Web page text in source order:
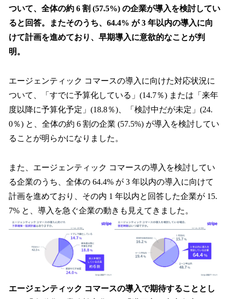
ついて、全体の約 6 割 (57.5%) の企業が導入を検討してい
ると回答。またそのうち、64.4% が 3 年以内の導入に向
けて計画を進めており、早期導入に意欲的なことが判
明。
エージェンティック コマースの導入に向けた対応状況に
ついて、「すでに予算化している」(14.7％) または「来年
度以降に予算化予定」(18.8％)、「検討中だが未定」(24.
0％) と、全体の約 6 割の企業 (57.5%) が導入を検討してい
ることが明らかになりました。
また、エージェンティック コマースの導入を検討してい
る企業のうち、全体の 64.4% が 3 年以内の導入に向けて
計画を進めており、その内 1 年以内と回答した企業が 15.
7% と、導入を急ぐ企業の動きも見えてきました。
エージェンティック コマースの導入で期待することとし